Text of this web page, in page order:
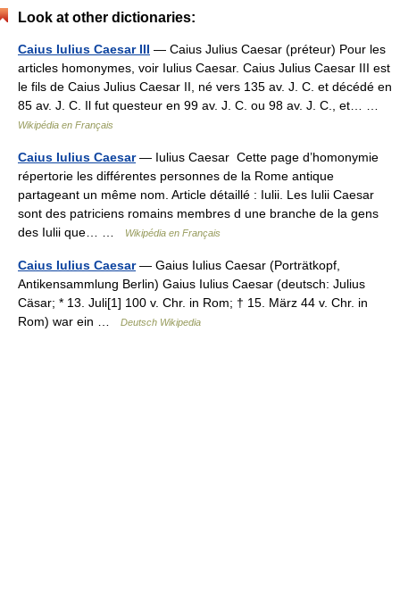
Look at other dictionaries:
Caius Iulius Caesar III — Caius Julius Caesar (préteur) Pour les
articles homonymes, voir Iulius Caesar. Caius Julius Caesar III est
le fils de Caius Julius Caesar II, né vers 135 av. J. C. et décédé en
85 av. J. C. Il fut questeur en 99 av. J. C. ou 98 av. J. C., et… …
Wikipédia en Français
Caius Iulius Caesar— Iulius Caesar Cette page d’homonymie
répertorie les différentes personnes de la Rome antique
partageant un même nom. Article détaillé : Iulii. Les Iulii Caesar
sont des patriciens romains membres d une branche de la gens
des Iulii que… …
Wikipédia en Français
Caius Iulius Caesar— Gaius Iulius Caesar (Porträtkopf,
Antikensammlung Berlin) Gaius Iulius Caesar (deutsch: Julius
Cäsar; * 13. Juli[1] 100 v. Chr. in Rom; † 15. März 44 v. Chr. in
Rom) war ein …
Deutsch Wikipedia